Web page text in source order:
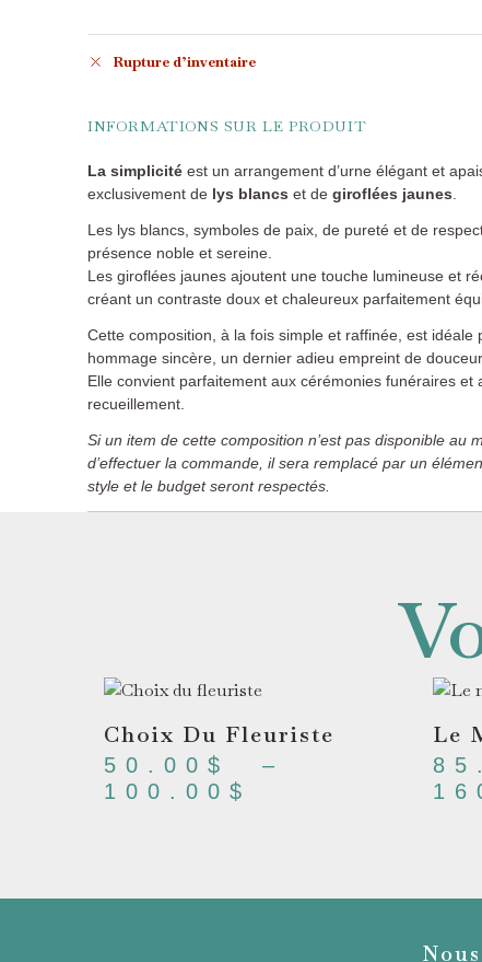
Rupture d’inventaire
INFORMATIONS SUR LE PRODUIT
La simplicité est un arrangement d’urne élégant et
exclusivement de lys blancs et de giroflées jaunes
Les lys blancs, symboles de paix, de pureté et de
présence noble et sereine.
Les giroflées jaunes ajoutent une touche lumineuse et
créant un contraste doux et chaleureux parfaitement
Cette composition, à la fois simple et raffinée, est idéale
hommage sincère, un dernier adieu empreint de
Elle convient parfaitement aux cérémonies funéraires et
recueillement.
Si un item de cette composition n’est pas disponible au
d’effectuer la commande, il sera remplacé par un
style et le budget seront respectés.
Choix Du Fleuriste
50.00 $
–
100.00 $
Le